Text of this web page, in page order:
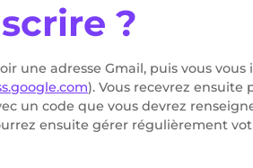
?
une adresse Gmail, puis vous vous
). Vous recevrez ensuite
un code que vous devrez
ensuite gérer régulièrement